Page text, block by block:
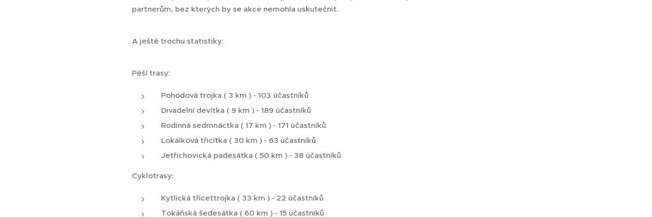
partnerům, bez kterých by se akce nemohla uskutečnit.
A ještě trochu statistiky:
Pěší trasy:
Pohodová trojka ( 3 km ) - 103 účastníků
Divadelní devítka ( 9 km ) - 189 účastníků
Rodinná sedmnáctka ( 17 km ) - 171 účastníků
Lokálková třicítka ( 30 km ) - 63 účastníků
Jetřichovická padesátka ( 50 km ) - 38 účastníků
Cyklotrasy:
Kytlická třicettrojka ( 33 km ) - 22 účastníků
Tokáňská šedesátka ( 60 km ) - 15 účastníků